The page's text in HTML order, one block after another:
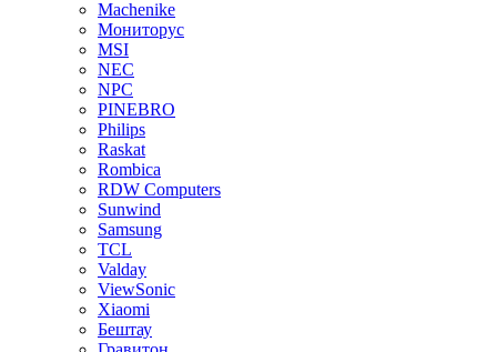
Machenike
Мониторус
MSI
NEC
NPC
PINEBRO
Philips
Raskat
Rombica
RDW Computers
Sunwind
Samsung
TCL
Valday
ViewSonic
Xiaomi
Бештау